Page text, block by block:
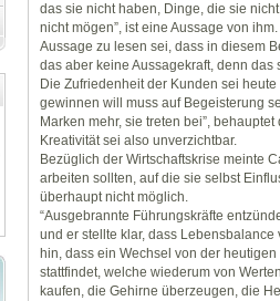
das sie nicht haben, Dinge, die sie
nicht mögen”, ist eine Aussage von
Aussage zu lesen sei, dass in diesem
das aber keine Aussagekraft, denn
Die Zufriedenheit der Kunden sei
gewinnen will muss auf Begeisterung
Marken mehr, sie treten bei”,
Kreativität sei also unverzichtbar.
Bezüglich der Wirtschaftskrise meinte
arbeiten sollten, auf die sie selbst
überhaupt nicht möglich.
“Ausgebrannte Führungskräfte
und er stellte klar, dass
hin, dass ein Wechsel von der
stattfindet, welche wiederum von
kaufen, die Gehirne überzeugen, die